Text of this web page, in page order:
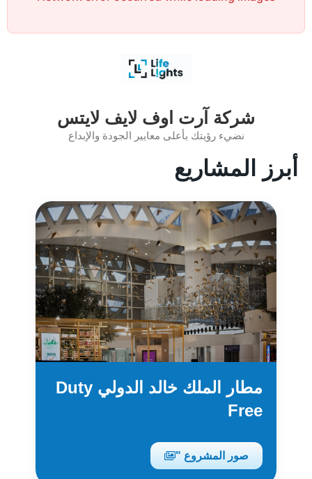
شركة آرت اوف لايف لايتس
نضيء رؤيتك بأعلى معايير الجودة والإبداع
أبرز المشاريع
مطار الملك خالد الدولي Duty
Free
صور المشروع "